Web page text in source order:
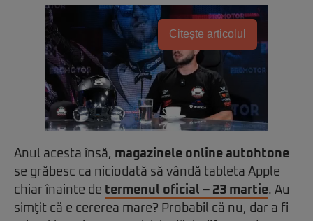
Citește articolul
Anul acesta însă, magazinele online autohtone
se grăbesc ca niciodată să vândă tableta Apple
chiar înainte de termenul oficial – 23 martie. Au
simţit că e cererea mare? Probabil că nu, dar a fi